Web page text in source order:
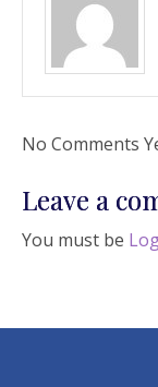
No Comments
Leave a
You must be